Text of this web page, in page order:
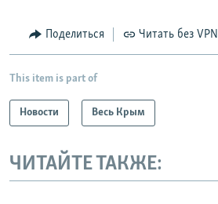
Поделиться Читать без VPN
This item is part of
Новости Весь Крым
ЧИТАЙТЕ ТАКЖЕ: